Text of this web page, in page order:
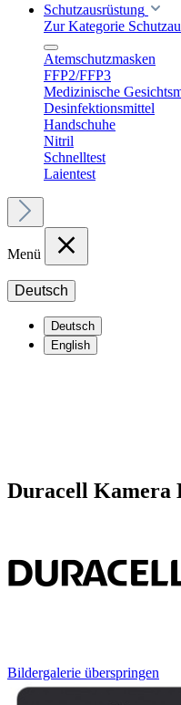
Schutzausrüstung
Zur Kategorie
Atemschutzmasken
FFP2/FFP3
Medizinische
Desinfektionsmittel
Handschuhe
Nitril
Schnelltest
Laientest
Menü
Deutsch
Deutsch
English
Duracell Kamera
Bildergalerie überspringen